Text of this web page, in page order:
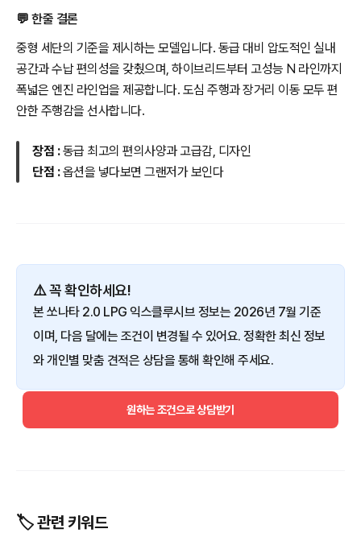
💬 한줄 결론
중형 세단의 기준을 제시하는 모델입니다. 동급 대비 압도적인 실내
공간과 수납 편의성을 갖췄으며, 하이브리드부터 고성능 N 라인까지
폭넓은 엔진 라인업을 제공합니다. 도심 주행과 장거리 이동 모두 편
안한 주행감을 선사합니다.
장점 :동급 최고의 편의사양과 고급감, 디자인
단점 :옵션을 넣다보면 그랜저가 보인다
⚠️ 꼭 확인하세요!
본 쏘나타 2.0 LPG 익스클루시브 정보는 2026년 7월 기준
이며, 다음 달에는 조건이 변경될 수 있어요. 정확한 최신 정보
와 개인별 맞춤 견적은 상담을 통해 확인해 주세요.
원하는 조건으로 상담받기
🏷️ 관련 키워드